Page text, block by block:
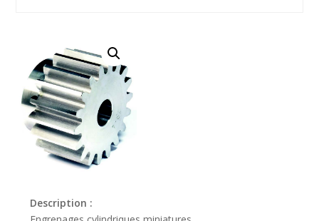
Description :